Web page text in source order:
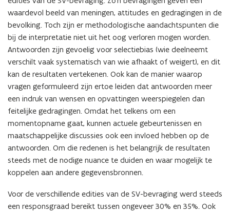
waardevol beeld van meningen, attitudes en gedragingen in de
bevolking. Toch zijn er methodologische aandachtspunten die
bij de interpretatie niet uit het oog verloren mogen worden.
Antwoorden zijn gevoelig voor selectiebias (wie deelneemt
verschilt vaak systematisch van wie afhaakt of weigert), en dit
kan de resultaten vertekenen. Ook kan de manier waarop
vragen geformuleerd zijn ertoe leiden dat antwoorden meer
een indruk van wensen en opvattingen weerspiegelen dan
feitelijke gedragingen. Omdat het telkens om een
momentopname gaat, kunnen actuele gebeurtenissen en
maatschappelijke discussies ook een invloed hebben op de
antwoorden. Om die redenen is het belangrijk de resultaten
steeds met de nodige nuance te duiden en waar mogelijk te
koppelen aan andere gegevensbronnen.
Voor de verschillende edities van de SV-bevraging werd steeds
een responsgraad bereikt tussen ongeveer 30% en 35%. Ook